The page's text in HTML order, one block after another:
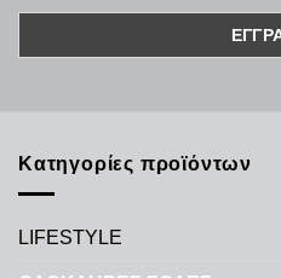
Κατηγορίες προϊόντων
LIFESTYLE